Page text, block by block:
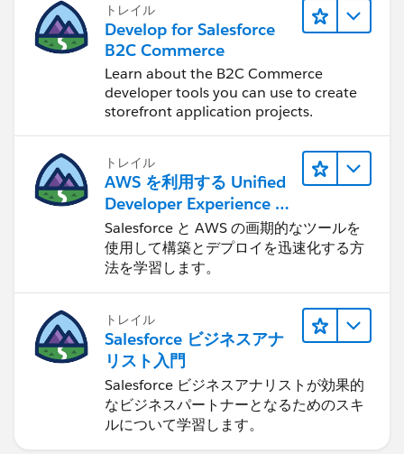
トレイル
Develop for Salesforce
B2C Commerce
Learn about the B2C Commerce
developer tools you can use to create
storefront application projects.
トレイル
AWS を利用する Unified
Developer Experience に
ついて学ぶ
Salesforce と AWS の画期的なツールを
使用して構築とデプロイを迅速化する方
法を学習します。
トレイル
Salesforce ビジネスアナ
リスト入門
Salesforce ビジネスアナリストが効果的
なビジネスパートナーとなるためのスキ
ルについて学習します。